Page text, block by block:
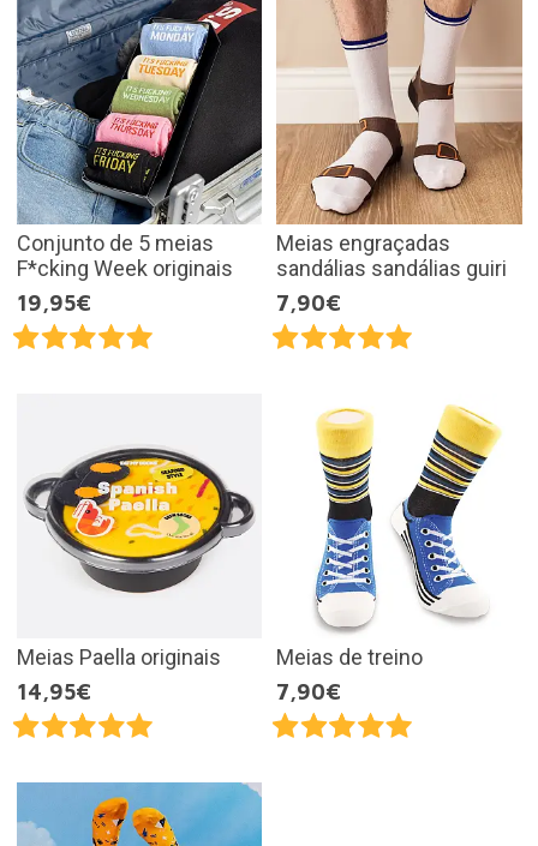
Conjunto de 5 meias
F*cking Week originais
19,95€
Meias engraçadas
sandálias sandálias guiri
7,90€
Meias Paella originais
14,95€
Meias de treino
7,90€